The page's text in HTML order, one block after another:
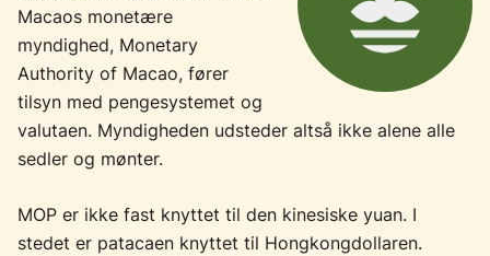
Macaos monetære
myndighed, Monetary
Authority of Macao, fører
tilsyn med pengesystemet og
valutaen. Myndigheden udsteder altså ikke alene alle
sedler og mønter.
MOP er ikke fast knyttet til den kinesiske yuan. I
stedet er patacaen knyttet til Hongkongdollaren.